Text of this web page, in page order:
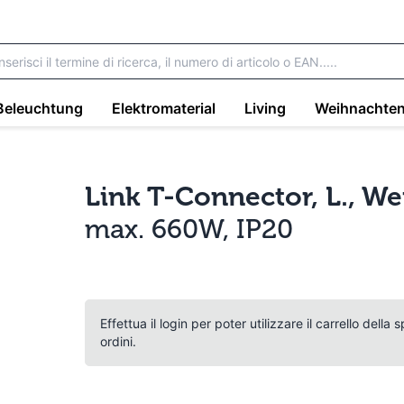
Elektromaterial Living
Link T-Connector, L.,
max. 660W, IP20
Effettua il login per poter utilizzare il carrello della
ordini.